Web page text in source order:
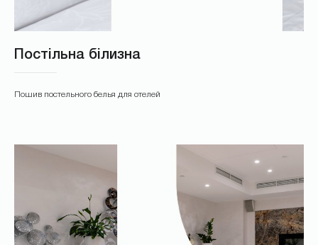
Постільна білизна
Пошив постельного белья для отелей